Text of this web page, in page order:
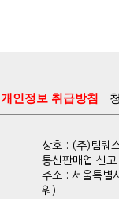
개인정보 취급방침
상호 : (주)팀퀘
통신판매업 신
주소 : 서울특
워)